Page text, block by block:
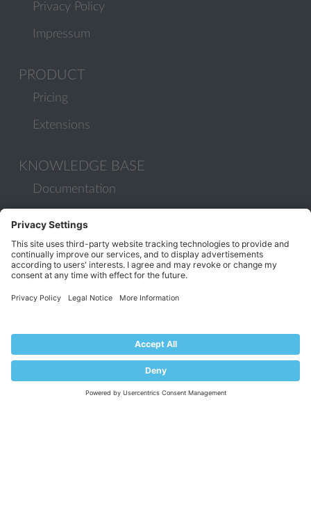
Privacy Policy
Impressum
PRODUCT
Pricing
Extensions
KNOWLEDGE BASE
Documentation
Migrate to Plesk
Contact Us
Plesk Lifecycle Policy
Contributor Program
Partner Program